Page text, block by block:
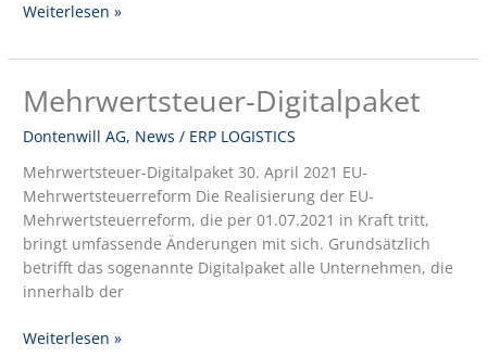
Weiterlesen »
Mehrwertsteuer-Digitalpaket
Dontenwill AG, News / ERP LOGISTICS
Mehrwertsteuer-Digitalpaket 30. April 2021 EU-
Mehrwertsteuerreform Die Realisierung der EU-
Mehrwertsteuerreform, die per 01.07.2021 in Kraft tritt,
bringt umfassende Änderungen mit sich. Grundsätzlich
betrifft das sogenannte Digitalpaket alle Unternehmen, die
innerhalb der
Mehrwertsteuer-
Digitalpaket
Weiterlesen »